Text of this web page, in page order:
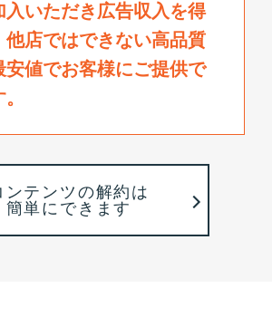
入いただき広告収入を得
他店ではできない高品質
安値でお客様にご提供で
ンテンツの解約は
簡単にできます